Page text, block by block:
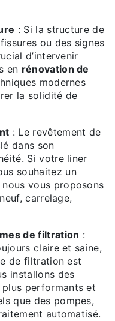
: Si la structure de
ou des signes
d’intervenir
en rénovation de
modernes
la solidité de
: Le revêtement de
dans son
Si votre liner
souhaitez un
vous proposons
carrelage,
de filtration :
claire et saine,
de filtration est
installons des
performants et
que des pompes,
automatisé.